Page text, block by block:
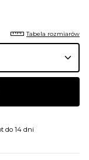
Tabela rozmiarów
do 14 dni